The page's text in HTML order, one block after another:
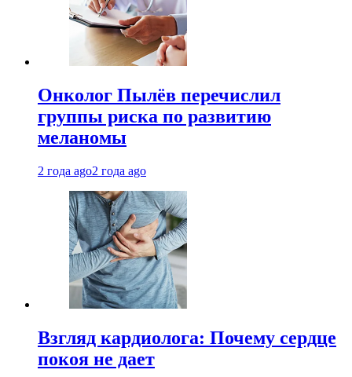
Онколог Пылёв перечислил
группы риска по развитию
меланомы
2 года ago2 года ago
Взгляд кардиолога: Почему сердце
покоя не дает